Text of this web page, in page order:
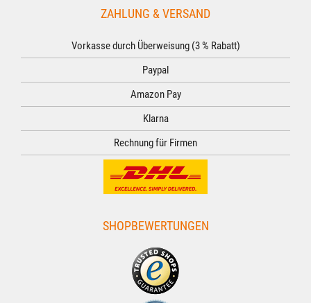
ZAHLUNG & VERSAND
Vorkasse durch Überweisung (3 % Rabatt)
Paypal
Amazon Pay
Klarna
Rechnung für Firmen
SHOPBEWERTUNGEN